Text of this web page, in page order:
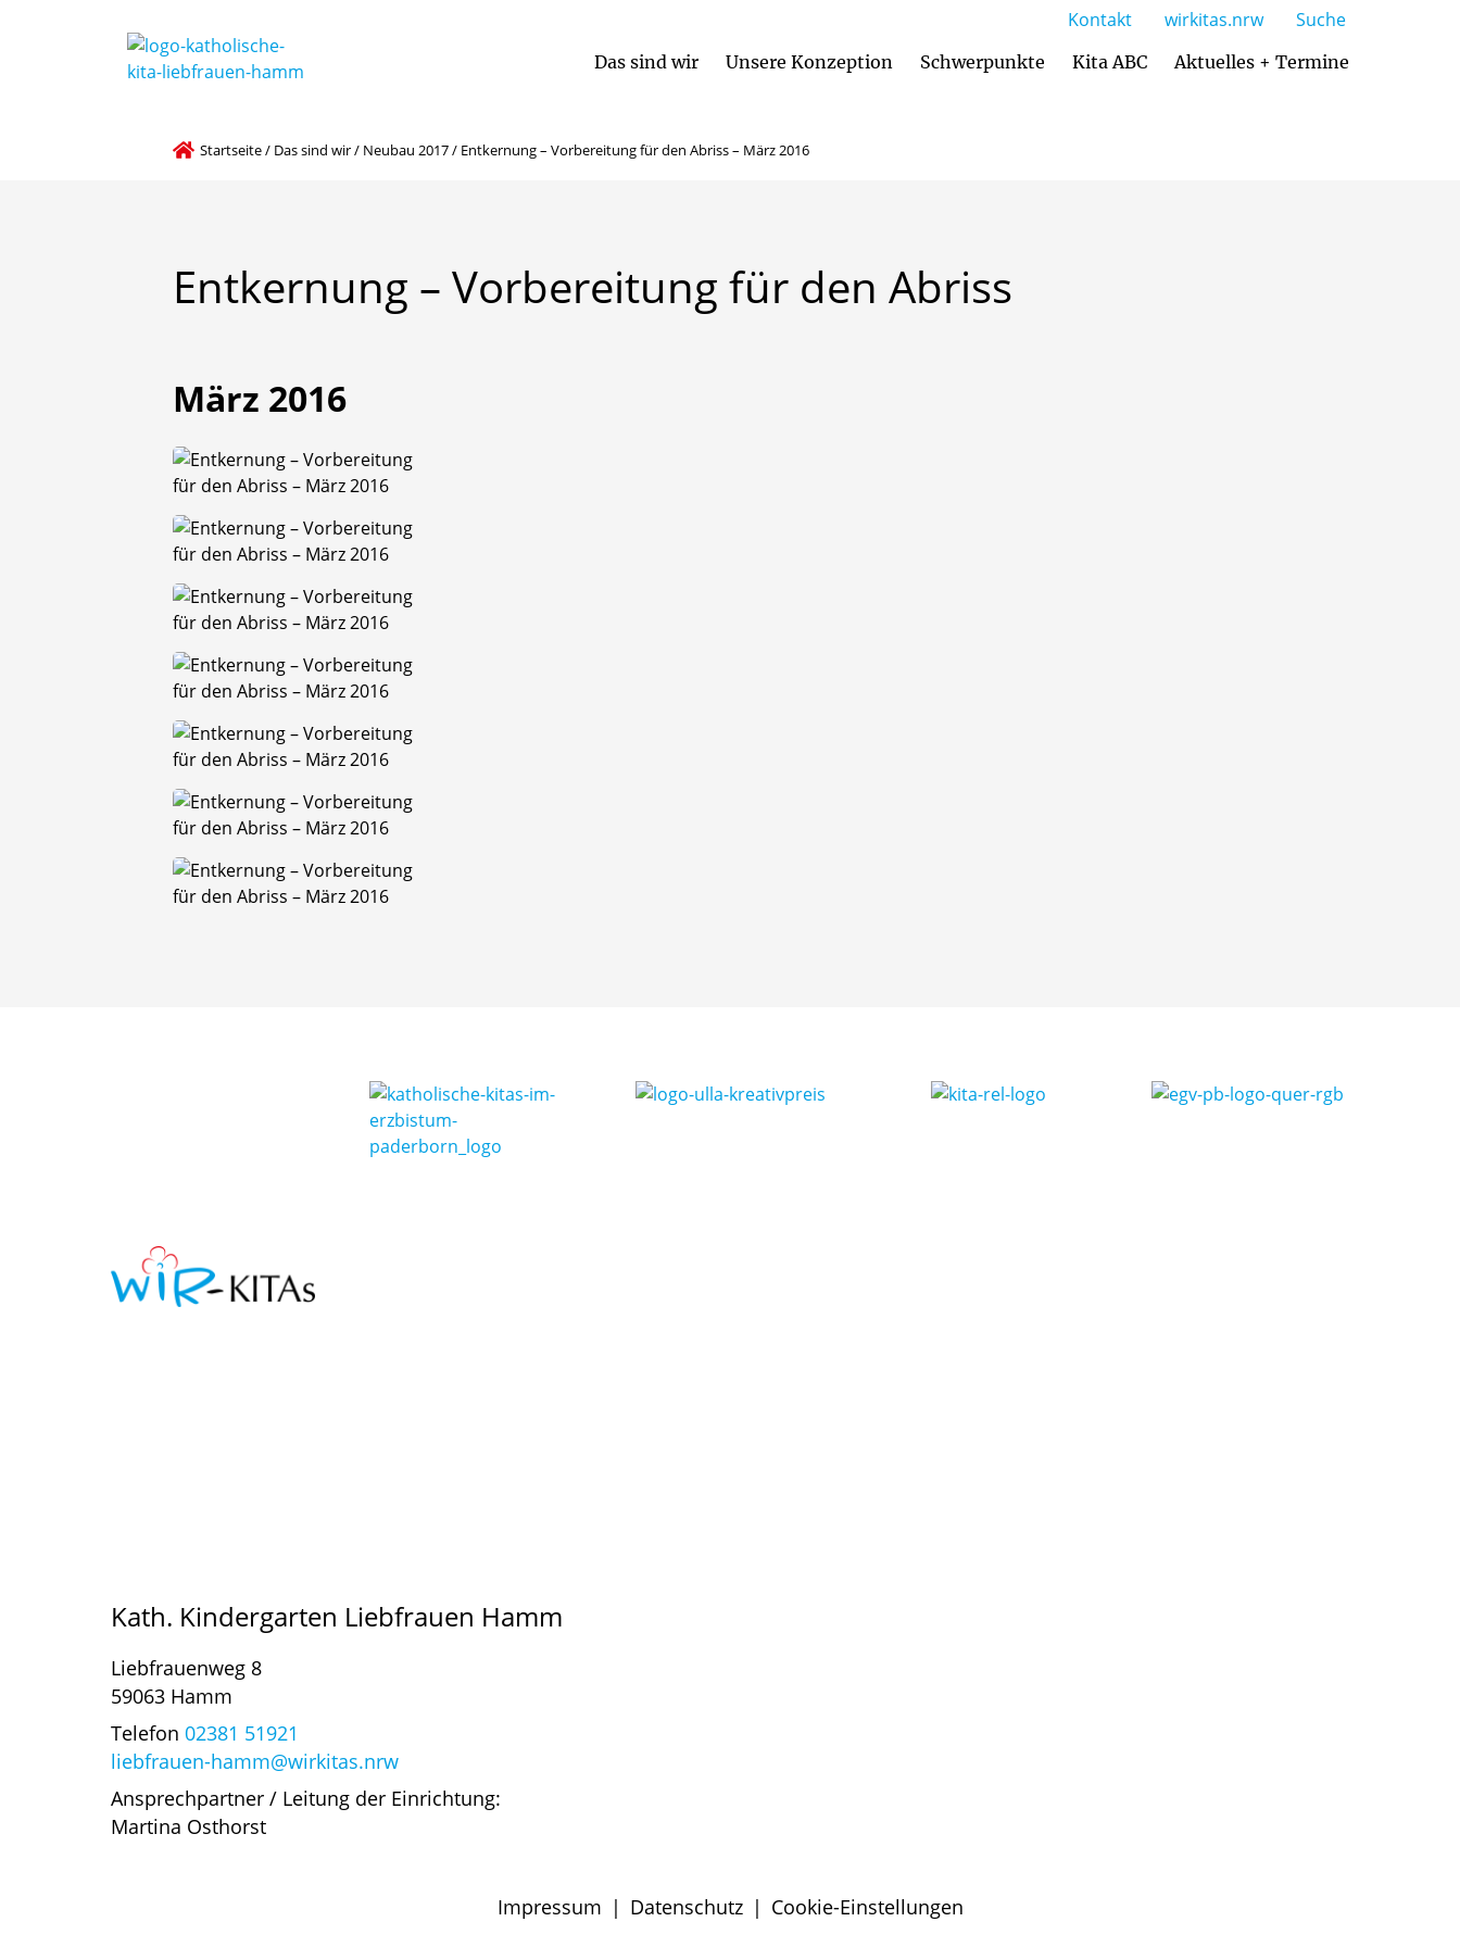
Das sind wir Unsere Konzeption Schwerpunkte Kita ABC Aktuelles + Termine
Kontakt wirkitas.nrw Suche
Startseite/ Das sind wir/ Neubau 2017/ Entkernung – Vorbereitung für den Abriss – März 2016
Entkernung – Vorbereitung für den Abriss
März 2016
Kath. Kindergarten Liebfrauen Hamm
Liebfrauenweg 8
59063 Hamm
Telefon 02381 51921
liebfrauen-hamm@wirkitas.nrw
Ansprechpartner / Leitung der Einrichtung:
Martina Osthorst
Impressum | Datenschutz | Cookie-Einstellungen